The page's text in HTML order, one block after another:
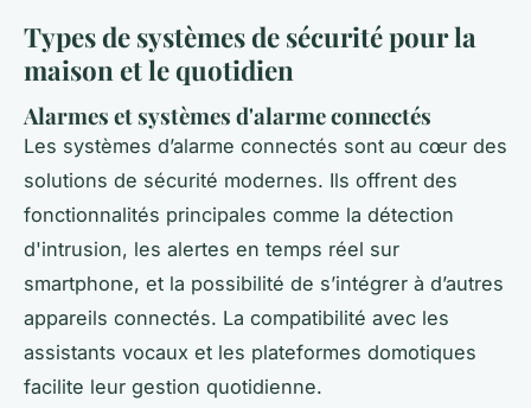
Types de systèmes de sécurité pour la
maison et le quotidien
Alarmes et systèmes d'alarme connectés
Les systèmes d’alarme connectés sont au cœur des
solutions de sécurité modernes. Ils offrent des
fonctionnalités principales comme la détection
d'intrusion, les alertes en temps réel sur
smartphone, et la possibilité de s’intégrer à d’autres
appareils connectés. La compatibilité avec les
assistants vocaux et les plateformes domotiques
facilite leur gestion quotidienne.